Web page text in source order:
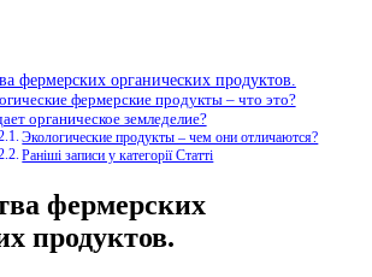
фермерских органических продуктов.
фермерские продукты – что это?
органическое земледелие?
Экологические продукты – чем они отличаются?
Раніші записи у категорії Статті
фермерских
продуктов.